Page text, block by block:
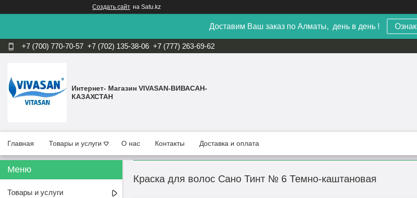
Создать сайт на Satu.kz
Доставим Ваш заказ по Алматы, день в день !
+7 (700) 770-70-57 +7 (702) 135-38-06 +7 (777) 263-69-62
Интернет- Магазин VIVASAN-ВИВАСАН-
КАЗАХСТАН
Главная Товары и услуги О нас Контакты Доставка и оплата
Краска для волос Сано Тинт № 6 Темно-каштановая
Товары и услуги